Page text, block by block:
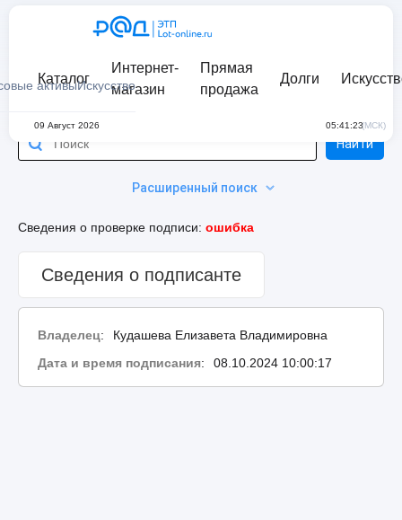
активыИскусство
Каталог
Интернет-
магазин
Прямая
продажа
Долги
09 Август 2026 05:41:23(МСК)
Расширенный поиск
Найти
Сведения о проверке подписи: ошибка
Сведения о подписанте
Владелец:
Кудашева Елизавета Владимировна
Дата и время подписания: 08.10.2024 10:00:17